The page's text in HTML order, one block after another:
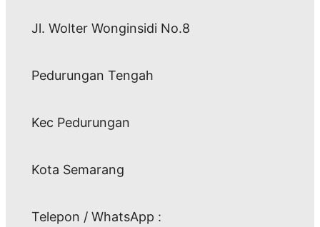
Jl. Wolter Wonginsidi No.8
Pedurungan Tengah
Kec Pedurungan
Kota Semarang
Telepon / WhatsApp :